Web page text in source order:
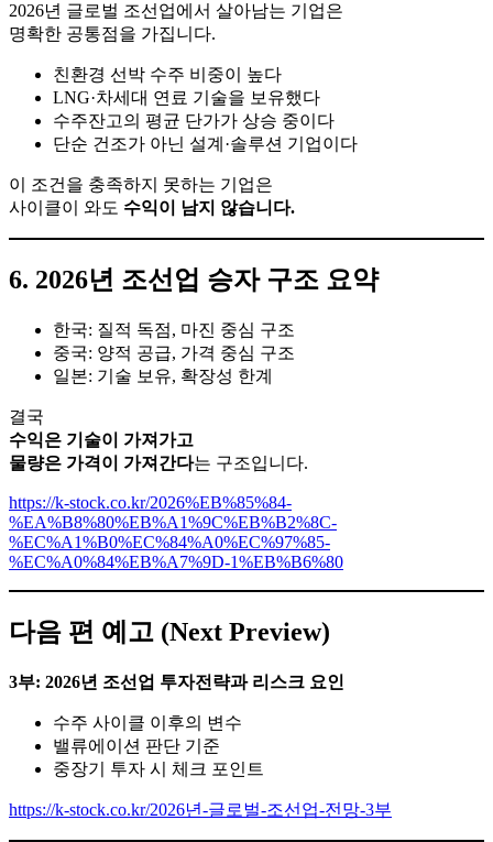
2026년 글로벌 조선업에서 살아남는 기업은
명확한 공통점을 가집니다.
친환경 선박 수주 비중이 높다
LNG·차세대 연료 기술을 보유했다
수주잔고의 평균 단가가 상승 중이다
단순 건조가 아닌 설계·솔루션 기업이다
이 조건을 충족하지 못하는 기업은
사이클이 와도 수익이 남지 않습니다.
6. 2026년 조선업 승자 구조 요약
한국: 질적 독점, 마진 중심 구조
중국: 양적 공급, 가격 중심 구조
일본: 기술 보유, 확장성 한계
결국
수익은 기술이 가져가고
물량은 가격이 가져간다는 구조입니다.
https://k-stock.co.kr/2026%EB%85%84-
%EA%B8%80%EB%A1%9C%EB%B2%8C-
%EC%A1%B0%EC%84%A0%EC%97%85-
%EC%A0%84%EB%A7%9D-1%EB%B6%80
다음 편 예고 (Next Preview)
3부: 2026년 조선업 투자전략과 리스크 요인
수주 사이클 이후의 변수
밸류에이션 판단 기준
중장기 투자 시 체크 포인트
https://k-stock.co.kr/2026년-글로벌-조선업-전망-3부